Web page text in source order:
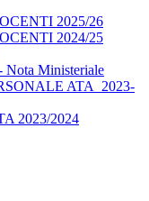
2025/26
2024/25
Nota Ministeriale
ATA_2023-
2023/2024